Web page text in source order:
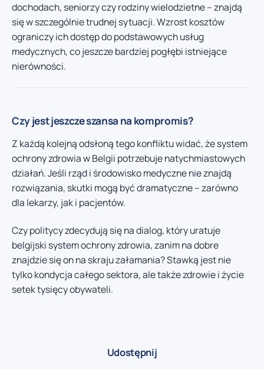
dochodach, seniorzy czy rodziny wielodzietne – znajdą
się w szczególnie trudnej sytuacji. Wzrost kosztów
ograniczy ich dostęp do podstawowych usług
medycznych, co jeszcze bardziej pogłębi istniejące
nierówności.
Czy jest jeszcze szansa na kompromis?
Z każdą kolejną odsłoną tego konfliktu widać, że system
ochrony zdrowia w Belgii potrzebuje natychmiastowych
działań. Jeśli rząd i środowisko medyczne nie znajdą
rozwiązania, skutki mogą być dramatyczne – zarówno
dla lekarzy, jak i pacjentów.
Czy politycy zdecydują się na dialog, który uratuje
belgijski system ochrony zdrowia, zanim na dobre
znajdzie się on na skraju załamania? Stawką jest nie
tylko kondycja całego sektora, ale także zdrowie i życie
setek tysięcy obywateli.
Udostępnij